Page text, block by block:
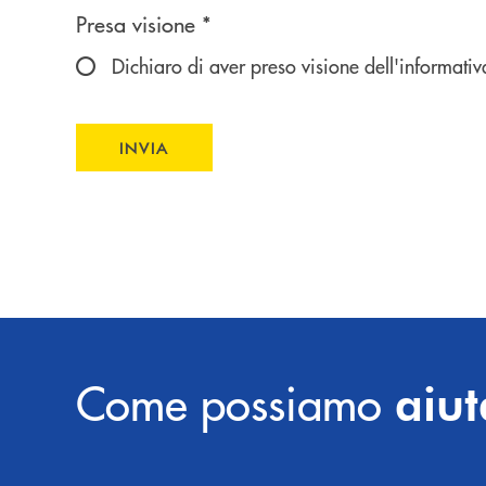
Scegliere un'opzione
Presa visione *
Dichiaro di aver preso visione
INVIA FORM
INVIA
Come possiamo